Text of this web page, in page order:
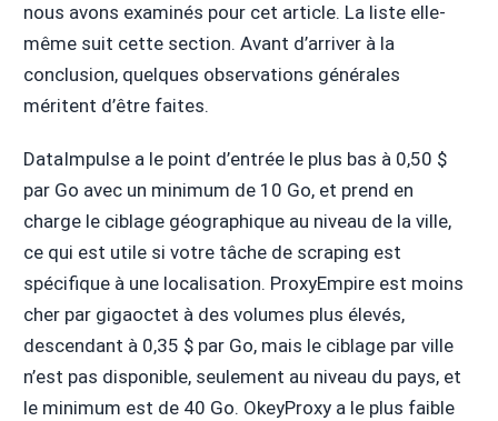
nous avons examinés pour cet article. La liste elle-
même suit cette section. Avant d’arriver à la
conclusion, quelques observations générales
méritent d’être faites.
DataImpulse a le point d’entrée le plus bas à 0,50 $
par Go avec un minimum de 10 Go, et prend en
charge le ciblage géographique au niveau de la ville,
ce qui est utile si votre tâche de scraping est
spécifique à une localisation. ProxyEmpire est moins
cher par gigaoctet à des volumes plus élevés,
descendant à 0,35 $ par Go, mais le ciblage par ville
n’est pas disponible, seulement au niveau du pays, et
le minimum est de 40 Go. OkeyProxy a le plus faible